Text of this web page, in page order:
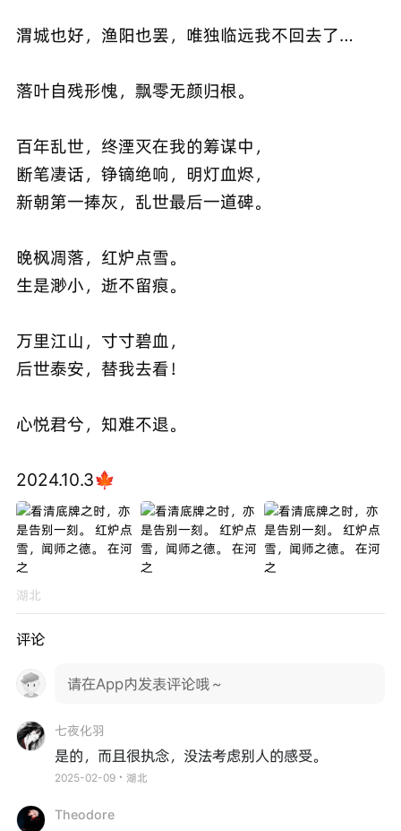
渭城也好，渔阳也罢，唯独临远我不回去了…
落叶自残形愧，飘零无颜归根。
百年乱世，终湮灭在我的筹谋中，
断笔凄话，铮镝绝响，明灯血烬，
新朝第一捧灰，乱世最后一道碑。
晚枫凋落，红炉点雪。
生是渺小，逝不留痕。
万里江山，寸寸碧血，
后世泰安，替我去看！
心悦君兮，知难不退。
2024.10.3🍁
湖北
评论
请在App内发表评论哦～
七夜化羽
是的，而且很执念，没法考虑别人的感受。
2025-02-09・湖北
Theodore